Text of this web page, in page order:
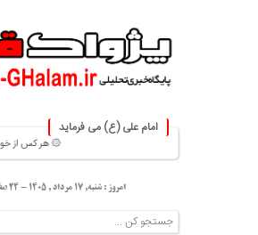
امام علی (ع) می فرماید
۞ هر کس از خود بدگویی و انتقاد کند٬خود را اصلاح کرده و هر کس
امروز : شنبه, ۱۷ مرداد , ۱۴۰۵ - 24 صفر 1448